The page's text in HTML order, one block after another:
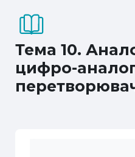
Тема 10.
цифро-